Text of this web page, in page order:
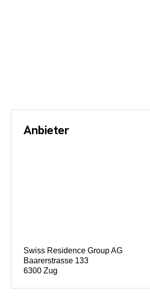
Anbieter
Swiss Residence Group AG
Baarerstrasse 133
6300 Zug